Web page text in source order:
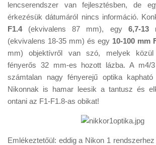
Érdekességek
Helyszíni Riport
E-BB
lencserendszer van fejlesztésben, de
érkezésük dátumáról nincs információ.
F1.4(ekvivalens 87 mm), egy 6,7-13
(ekvivalens 18-35 mm) és egy 10-100 mm
mm) objektívről van szó, melyek
fényerős 32 mm-es hozott lázba. A m4/
számtalan nagy fényerejű optika
Nikonnak is hamar leesik a tantusz és
ontani az F1-F1.8-as obikat!
Emlékeztetőül: eddig a Nikon 1